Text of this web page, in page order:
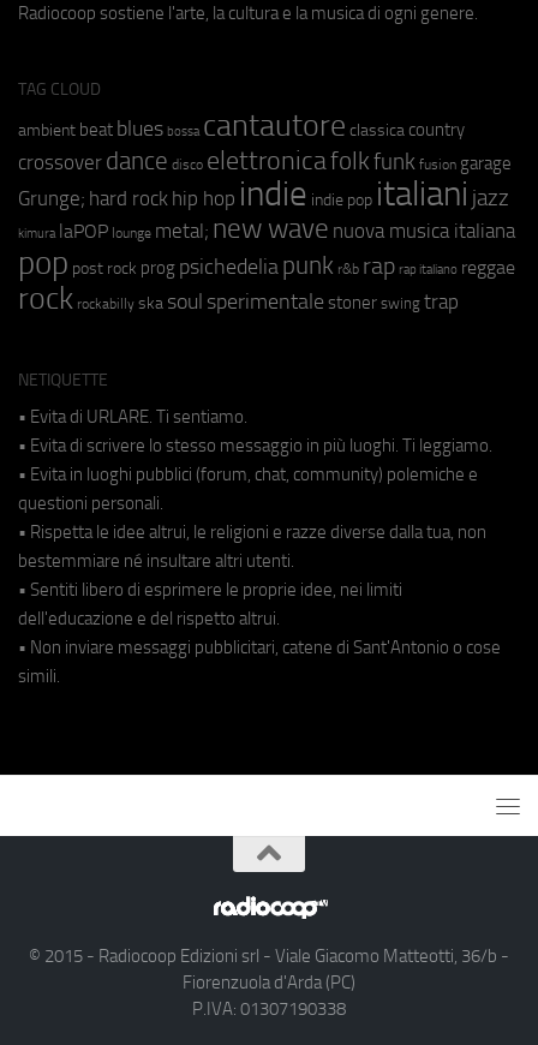
Radiocoop sostiene l'arte, la cultura e la musica di ogni genere.
TAG CLOUD
ambient beat blues bossa cantautore classica country
crossover dance disco elettronicafolkfunk fusion garage
Grunge; hard rock hip hop indie indie pop italiani jazz
kimura laPOP lounge metal; new wave nuova musica italiana
pop post rock prog psichedeliapunk r&b rap rap italiano reggae
rock rockabilly ska soul sperimentale stoner swing trap
NETIQUETTE
• Evita di URLARE. Ti sentiamo.
• Evita di scrivere lo stesso messaggio in più luoghi. Ti leggiamo.
• Evita in luoghi pubblici (forum, chat, community) polemiche e
questioni personali.
• Rispetta le idee altrui, le religioni e razze diverse dalla tua, non
bestemmiare né insultare altri utenti.
• Sentiti libero di esprimere le proprie idee, nei limiti
dell'educazione e del rispetto altrui.
• Non inviare messaggi pubblicitari, catene di Sant'Antonio o cose
simili.
© 2015 - Radiocoop Edizioni srl - Viale Giacomo Matteotti, 36/b -
Fiorenzuola d'Arda (PC)
P.IVA: 01307190338